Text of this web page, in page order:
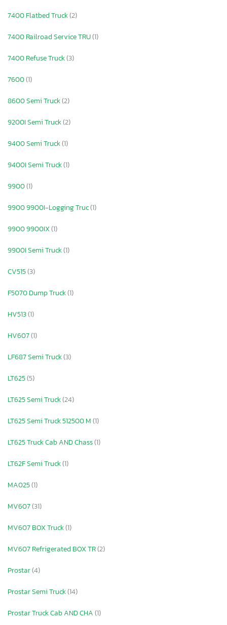
7400 Flatbed Truck(2)
7400 Railroad Service TRU(1)
7400 Refuse Truck(3)
7600(1)
8600 Semi Truck(2)
9200I Semi Truck(2)
9400 Semi Truck(1)
9400I Semi Truck(1)
9900(1)
9900 9900I-Logging Truc(1)
9900 9900IX(1)
9900I Semi Truck(1)
CV515(3)
F5070 Dump Truck(1)
HV513(1)
HV607(1)
LF687 Semi Truck(3)
LT625(5)
LT625 Semi Truck(24)
LT625 Semi Truck 512500 M(1)
LT625 Truck Cab AND Chass(1)
LT62F Semi Truck(1)
MA025(1)
MV607(31)
MV607 BOX Truck(1)
MV607 Refrigerated BOX TR(2)
Prostar(4)
Prostar Semi Truck(14)
Prostar Truck Cab AND CHA(1)